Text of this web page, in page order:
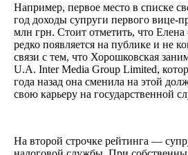
Например, первое место в списке
год доходы супруги первого вице-
млн грн. Стоит отметить, что
редко появляется на публике и не
связи с тем, что Хорошковская
U.A. Inter Mediа Group Limited,
года назад она сменила на этой
свою карьеру на государственной
На второй строчке рейтинга —